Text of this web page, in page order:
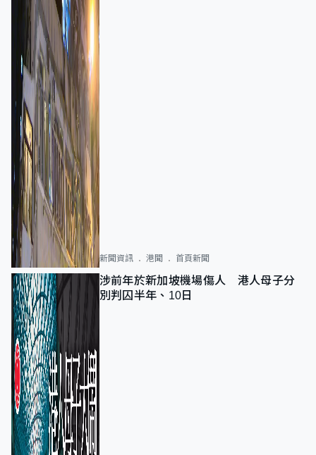
新聞資訊 港聞 首頁新聞
涉前年於新加坡機場傷人 港人母子分
別判囚半年、10日